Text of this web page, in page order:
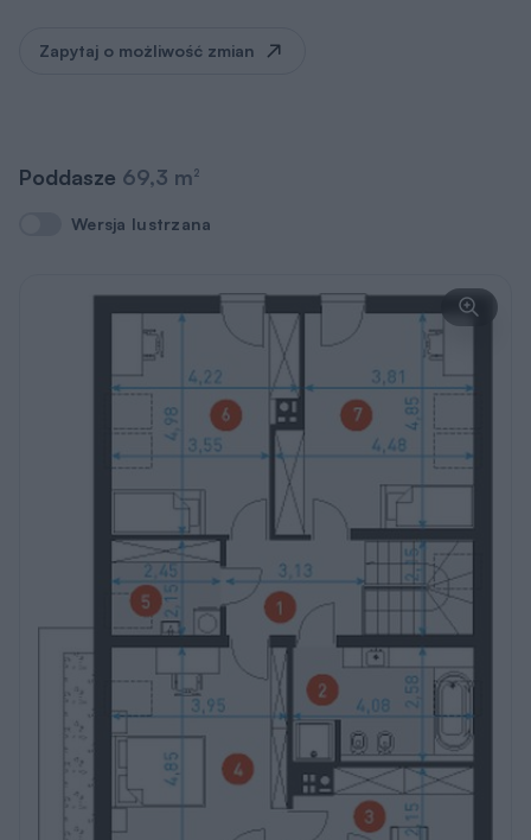
Zapytaj o możliwość zmian
Poddasze 69,3 m2
Wersja lustrzana
Wersja lustrzana